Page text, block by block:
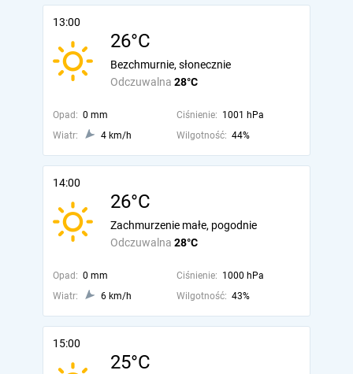
13:00
26°C
Odczuwalna 28°C
Bezchmurnie, słonecznie
Opad: 0 mm Ciśnienie: 1001 hPa
Wiatr:
4 km/h Wilgotność: 44%
14:00
26°C
Odczuwalna 28°C
Zachmurzenie małe, pogodnie
Opad: 0 mm Ciśnienie: 1000 hPa
Wiatr:
6 km/h Wilgotność: 43%
15:00
25°C